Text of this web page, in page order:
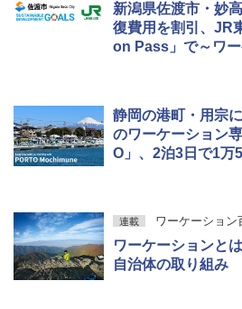
新潟県佐渡市・妙
復費用を割引、JR
on Pass」で～ワ
静岡の港町・用宗
のワーケーション
O」、2泊3日で1万
連載 ワーケーション
ワーケーションと
自治体の取り組み